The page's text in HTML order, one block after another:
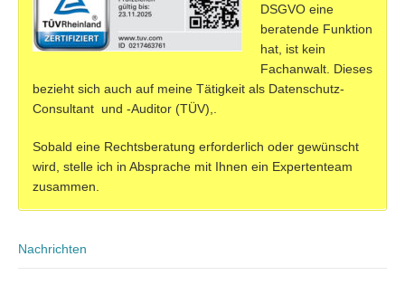
DSGVO eine
beratende Funktion
hat, ist kein
Fachanwalt. Dieses
bezieht sich auch auf meine Tätigkeit als Datenschutz-
Consultant und -Auditor (TÜV),.
Sobald eine Rechtsberatung erforderlich oder gewünscht
wird, stelle ich in Absprache mit Ihnen ein Expertenteam
zusammen.
Nachrichten